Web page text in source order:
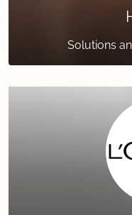
Solutions